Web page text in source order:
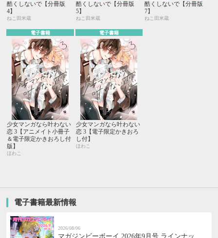
酷くしないで【分冊版
4】
ねこ田米蔵
酷くしないで【分冊版
5】
ねこ田米蔵
酷くしないで【分冊版
7】
ねこ田米蔵
電子書籍
少女マンガなら叶わない
恋 3【アニメイト小冊子
＆電子限定かきおろし付
版】
ほわこ
電子書籍
少女マンガなら叶わない
恋 3【電子限定かきおろ
し付】
ほわこ
電子書籍最新情報
2026/08/06
マガジンビーボーイ 2026年9月号 ラインナッ